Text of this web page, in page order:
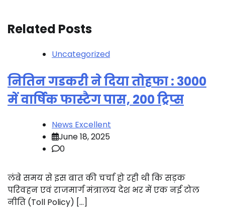
Related Posts
Uncategorized
नितिन गडकरी ने दिया तोहफा : 3000
में वार्षिक फास्टैग पास, 200 ट्रिप्स
News Excellent
June 18, 2025
0
लंबे समय से इस बात की चर्चा हो रही थी कि सड़क
परिवहन एवं राजमार्ग मंत्रालय देश भर में एक नई टोल
नीति (Toll Policy) […]